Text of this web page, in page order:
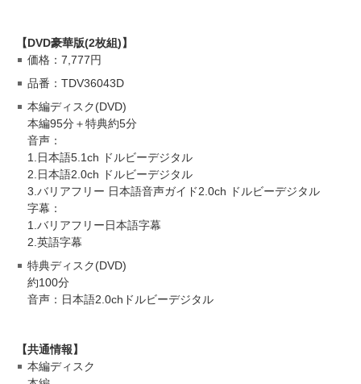
【DVD豪華版(2枚組)】
価格：7,777円
品番：TDV36043D
本編ディスク(DVD)
本編95分＋特典約5分
音声：
1.日本語5.1ch ドルビーデジタル
2.日本語2.0ch ドルビーデジタル
3.バリアフリー 日本語音声ガイド2.0ch ドルビーデジタル
字幕：
1.バリアフリー日本語字幕
2.英語字幕
特典ディスク(DVD)
約100分
音声：日本語2.0chドルビーデジタル
【共通情報】
本編ディスク